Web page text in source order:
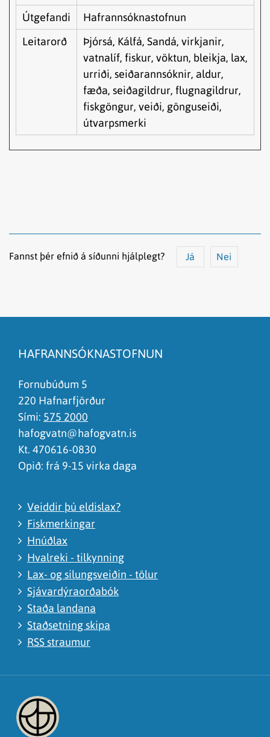
Útgefandi
Hafrannsóknastofnun
Leitarorð
Þjórsá, Kálfá, Sandá, virkjanir,
vatnalíf, fiskur, vöktun, bleikja, lax,
urriði, seiðarannsóknir, aldur,
fæða, seiðagildrur, flugnagildrur,
fiskgöngur, veiði, gönguseiði,
útvarpsmerki
Fannst þér efnið á síðunni hjálplegt? Já Nei
Það er of mikið efni á síðunni
Ég skil ekki efnið, finnst það of flókið
HAFRANNSÓKNASTOFNUN
Fornubúðum 5
220 Hafnarfjörður
Sími: 575 2000
hafogvatn@hafogvatn.is
Kt. 470616-0830
Opið: frá 9-15 virka daga
Veiddir þú eldislax?
Fiskmerkingar
Hnúðlax
Hvalreki - tilkynning
Lax- og silungsveiðin - tölur
Sjávardýraorðabók
Staða landana
Staðsetning skipa
RSS straumur